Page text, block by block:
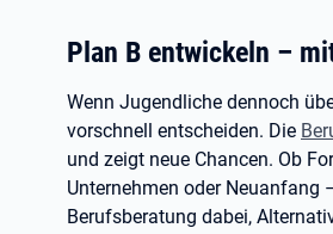
Plan B entwickeln –
Wenn Jugendliche dennoch
vorschnell entscheiden. Die
und zeigt neue Chancen. Ob
Unternehmen oder Neuanfang
Berufsberatung dabei,